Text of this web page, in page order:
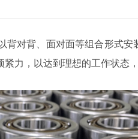
对背、面对面等组合形式安
力，以达到理想的工作状态